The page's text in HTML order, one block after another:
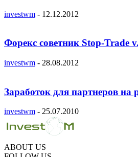
investwm - 12.12.2012
Форекс советник Stop-Trade
investwm - 28.08.2012
Заработок для партнеров на
investwm - 25.07.2010
ABOUT US